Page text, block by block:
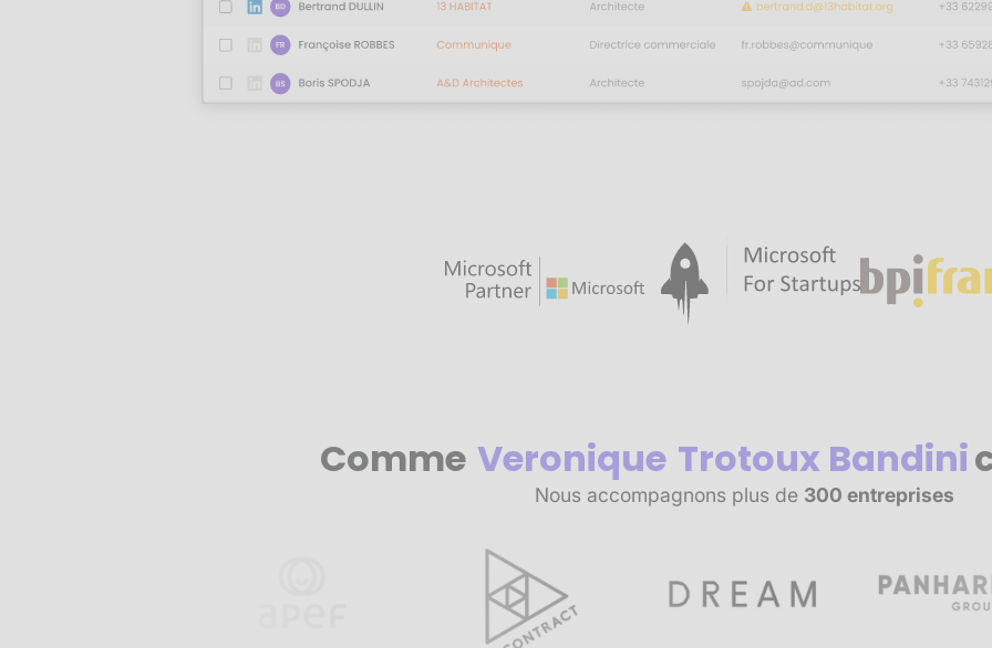
Comme Veronique Trotoux Bandini
Nous accompagnons plus de 300 entreprises